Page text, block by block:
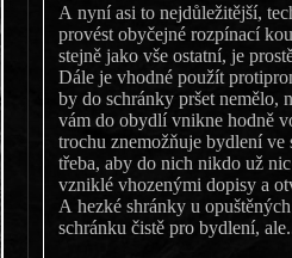
A nyní asi to nejdůležitější,
provést obyčejné rozpínací
stejně jako vše ostatní, je
Dále je vhodné použít
by do schránky pršet nemělo,
vám do obydlí vnikne hodně
trochu znemožňuje bydlení
třeba, aby do nich nikdo už
vzniklé vhozenými dopisy a
A hezké shránky u
schránku čistě pro bydlení,